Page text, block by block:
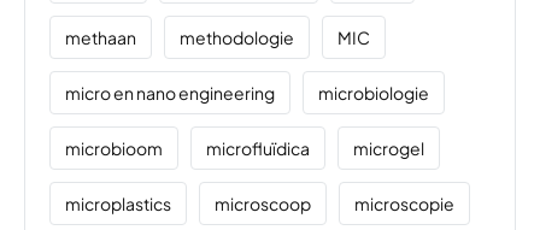
methaan methodologie MIC
micro en nano engineering microbiologie
microbioom microfluïdica microgel
microplastics microscoop microscopie